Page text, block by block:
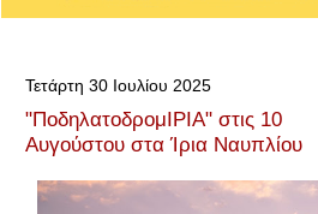
Τετάρτη 30 Ιουλίου 2025
"ΠοδηλατοδρομΙΡΙΑ" στις 10
Αυγούστου στα Ίρια Ναυπλίου